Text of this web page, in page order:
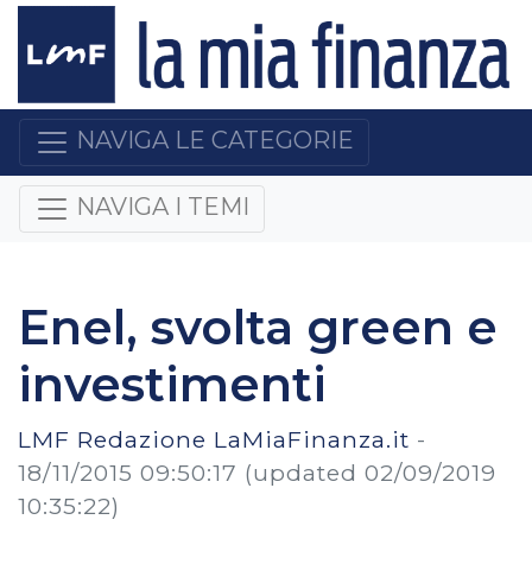
NAVIGA LE CATEGORIE
NAVIGA I TEMI
Enel, svolta green e
investimenti
LMF Redazione LaMiaFinanza.it -
18/11/2015 09:50:17 (updated 02/09/2019
10:35:22)